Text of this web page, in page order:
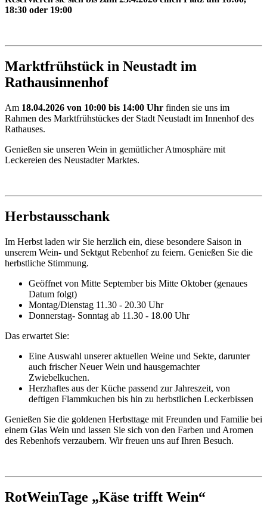
18:30 oder 19:00
Marktfrühstück in Neustadt im
Rathausinnenhof
Am 18.04.2026 von 10:00 bis 14:00 Uhr finden sie uns im
Rahmen des Marktfrühstückes der Stadt Neustadt im Innenhof des
Rathauses.
Genießen sie unseren Wein in gemütlicher Atmosphäre mit
Leckereien des Neustadter Marktes.
Herbstausschank
Im Herbst laden wir Sie herzlich ein, diese besondere Saison in
unserem Wein- und Sektgut Rebenhof zu feiern. Genießen Sie die
herbstliche Stimmung.
Geöffnet von Mitte September bis Mitte Oktober (genaues
Datum folgt)
Montag/Dienstag 11.30 - 20.30 Uhr
Donnerstag- Sonntag ab 11.30 - 18.00 Uhr
Das erwartet Sie:
Eine Auswahl unserer aktuellen Weine und Sekte, darunter
auch frischer Neuer Wein und hausgemachter
Zwiebelkuchen.
Herzhaftes aus der Küche passend zur Jahreszeit, von
deftigen Flammkuchen bis hin zu herbstlichen Leckerbissen
Genießen Sie die goldenen Herbsttage mit Freunden und Familie bei
einem Glas Wein und lassen Sie sich von den Farben und Aromen
des Rebenhofs verzaubern. Wir freuen uns auf Ihren Besuch.
RotWeinTage „Käse trifft Wein“